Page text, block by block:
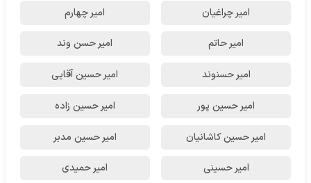
امیر چراغیان امیر چهارم
امیر حاتم امیر حسن وند
امیر حسنوند امیر حسین آقایی
امیر حسین پور امیر حسین زاده
امیر حسین کاشانیان امیر حسین مدبر
امیر حسینی امیر حمیدی